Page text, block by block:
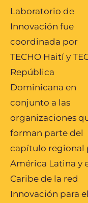
Laboratorio de
Innovación fue
coordinada por
TECHO Haití y
República
Dominicana en
conjunto a las
organizaciones
forman parte del
capítulo regional
América Latina y
Caribe de la red
Innovación para el